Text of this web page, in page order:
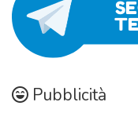
Pubblicità